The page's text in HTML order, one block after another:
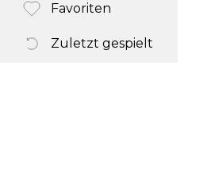
Favoriten
Zuletzt gespielt